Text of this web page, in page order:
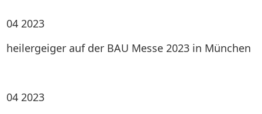
04 2023
heilergeiger auf der BAU Messe 2023 in München
04 2023